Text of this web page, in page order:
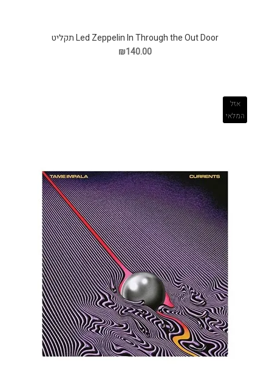
Led Zeppelin In Through the Out Door תקליט
₪140.00
אזל
המלאי